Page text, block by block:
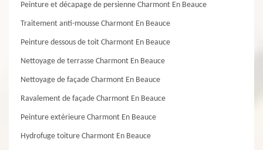
Peinture et décapage de persienne Charmont En Beauce
Traitement anti-mousse Charmont En Beauce
Peinture dessous de toit Charmont En Beauce
Nettoyage de terrasse Charmont En Beauce
Nettoyage de façade Charmont En Beauce
Ravalement de façade Charmont En Beauce
Peinture extérieure Charmont En Beauce
Hydrofuge toiture Charmont En Beauce